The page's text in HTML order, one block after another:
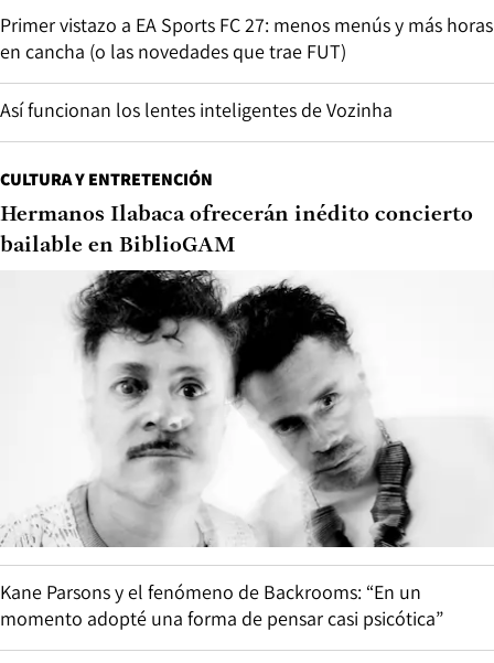
Primer vistazo a EA Sports FC 27: menos menús y más horas
en cancha (o las novedades que trae FUT)
Así funcionan los lentes inteligentes de Vozinha
CULTURA Y ENTRETENCIÓN
Hermanos Ilabaca ofrecerán inédito concierto
bailable en BiblioGAM
Kane Parsons y el fenómeno de Backrooms: “En un
momento adopté una forma de pensar casi psicótica”